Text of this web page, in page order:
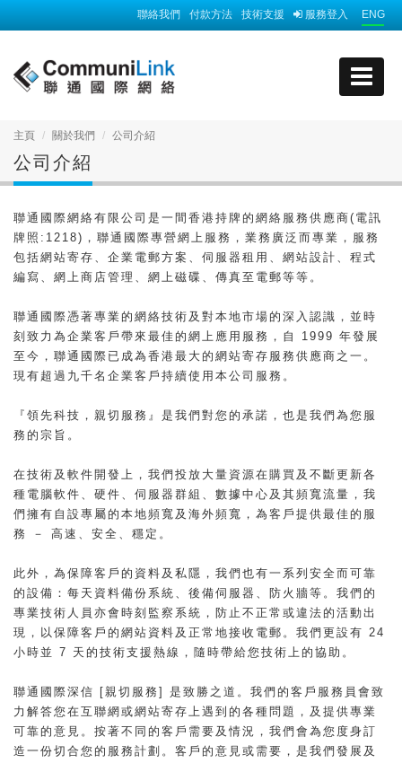
ENG
服務登入
技術支援
付款方法
聯絡我們
主頁 關於我們 公司介紹
公司介紹
聯通國際網絡有限公司是一間香港持牌的網絡服務供應商(電訊
牌照:1218)，聯通國際專營網上服務，業務廣泛而專業，服務
包括網站寄存、企業電郵方案、伺服器租用、網站設計、程式
編寫、網上商店管理、網上磁碟、傳真至電郵等等。
聯通國際憑著專業的網絡技術及對本地市場的深入認識，並時
刻致力為企業客戶帶來最佳的網上應用服務，自 1999 年發展
至今，聯通國際已成為香港最大的網站寄存服務供應商之一。
現有超過九千名企業客戶持續使用本公司服務。
『領先科技，親切服務』是我們對您的承諾，也是我們為您服
務的宗旨。
在技術及軟件開發上，我們投放大量資源在購買及不斷更新各
種電腦軟件、硬件、伺服器群組、數據中心及其頻寬流量，我
們擁有自設專屬的本地頻寬及海外頻寬，為客戶提供最佳的服
務 － 高速、安全、穩定。
此外，為保障客戶的資料及私隱，我們也有一系列安全而可靠
的設備：每天資料備份系統、後備伺服器、防火牆等。我們的
專業技術人員亦會時刻監察系統，防止不正常或違法的活動出
現，以保障客戶的網站資料及正常地接收電郵。我們更設有 24
小時並 7 天的技術支援熱線，隨時帶給您技術上的協助。
聯通國際深信 [親切服務] 是致勝之道。我們的客戶服務員會致
力解答您在互聯網或網站寄存上遇到的各種問題，及提供專業
可靠的意見。按著不同的客戶需要及情況，我們會為您度身訂
造一份切合您的服務計劃。客戶的意見或需要，是我們發展及